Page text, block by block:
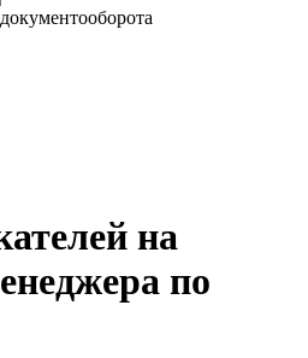
на
по